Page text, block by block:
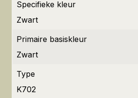
Specifieke kleur
Zwart
Primaire basiskleur
Zwart
Type
K702